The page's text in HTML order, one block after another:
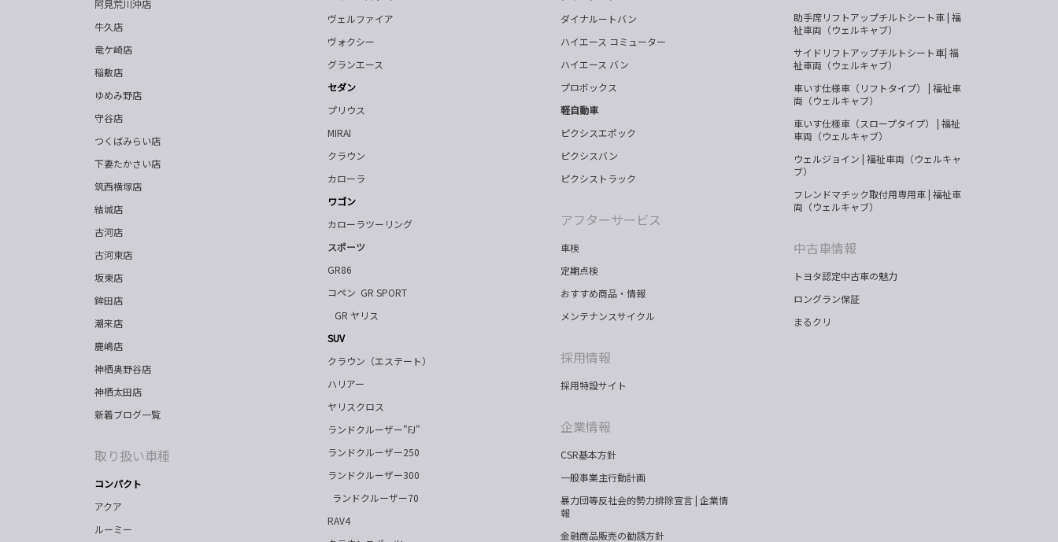
阿見荒川沖店
牛久店
竜ケ崎店
稲敷店
ゆめみ野店
守谷店
つくばみらい店
下妻たかさい店
筑西横塚店
結城店
古河店
古河東店
坂東店
鉾田店
潮来店
鹿嶋店
神栖奥野谷店
神栖太田店
新着ブログ一覧
取り扱い車種
コンパクト
アクア
ルーミー
ヴェルファイア
ヴォクシー
グランエース
セダン
プリウス
MIRAI
クラウン
カローラ
ワゴン
カローラツーリング
スポーツ
GR86
コペン GR SPORT
GR ヤリス
SUV
クラウン（エステート）
ハリアー
ヤリスクロス
ランドクルーザー"FJ"
ランドクルーザー250
ランドクルーザー300
ランドクルーザー70
RAV4
ダイナルートバン
ハイエース コミューター
ハイエース バン
プロボックス
軽自動車
ピクシスエポック
ピクシスバン
ピクシストラック
アフターサービス
車検
定期点検
おすすめ商品・情報
メンテナンスサイクル
採用情報
採用特設サイト
企業情報
CSR基本方針
一般事業主行動計画
暴力団等反社会的勢力排除宣言 | 企業情
報
金融商品販売の勧誘方針
助手席リフトアップチルトシート車 | 福
祉車両（ウェルキャブ）
サイドリフトアップチルトシート車| 福
祉車両（ウェルキャブ）
車いす仕様車（リフトタイプ） | 福祉車
両（ウェルキャブ）
車いす仕様車（スロープタイプ） | 福祉
車両（ウェルキャブ）
ウェルジョイン | 福祉車両（ウェルキャ
ブ）
フレンドマチック取付用専用車 | 福祉車
両（ウェルキャブ）
中古車情報
トヨタ認定中古車の魅力
ロングラン保証
まるクリ